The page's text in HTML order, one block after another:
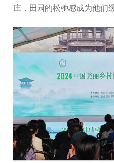
庄，田园的松弛感成为他们